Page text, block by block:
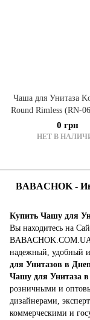
Чаша для Унитаза
Round Rimless (RN-
0 грн
НЕТ В
BABACHOK -
Купить Чашу для
Вы находитесь на
надежный, удобный
для Унитазов в
Чашу для Унитаза
розничными и
дизайнерами,
коммерческими и